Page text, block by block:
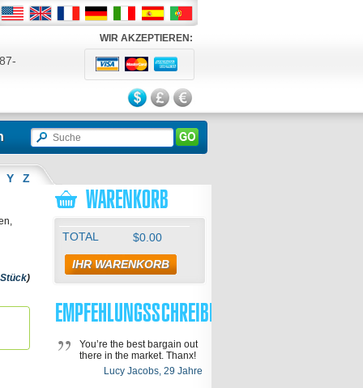
WIR AKZEPTIEREN:
Y Z
)
WARENKORB
TOTAL $0.00
IHR WARENKORB
EMPFEHLUNGSSCHREIBEN
You’re the best bargain out
there in the market. Thanx!
Lucy Jacobs, 29 Jahre